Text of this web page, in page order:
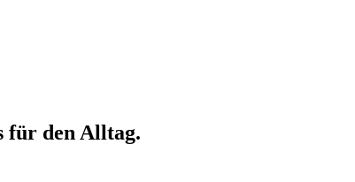
für den Alltag.